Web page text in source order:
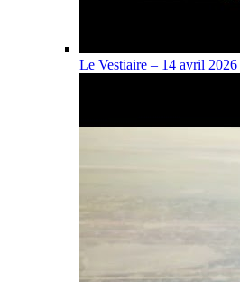
Le Vestiaire – 14 avril 2026